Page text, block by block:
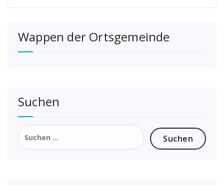
Wappen der Ortsgemeinde
Suchen
Suchen
nach: